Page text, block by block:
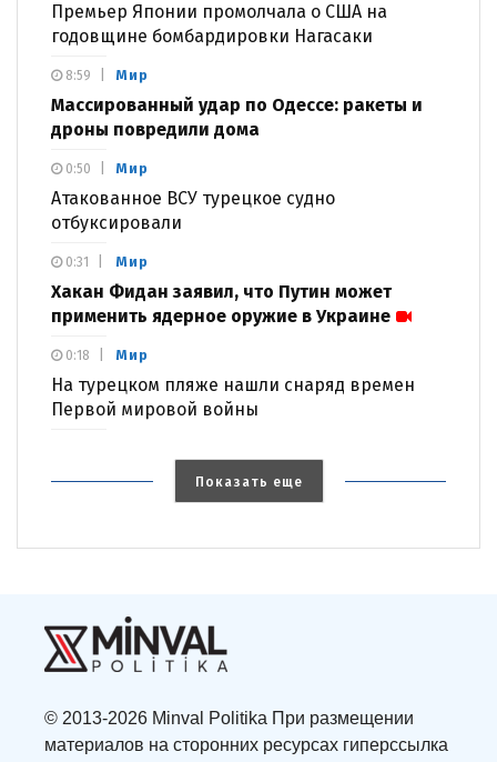
Премьер Японии промолчала о США на
годовщине бомбардировки Нагасаки
Мир
Массированный удар по Одессе: ракеты и
дроны повредили дома
8:59
Мир
Атакованное ВСУ турецкое судно
отбуксировали
0:50
Мир
Хакан Фидан заявил, что Путин может
применить ядерное оружие в Украине
0:31
Мир
На турецком пляже нашли снаряд времен
Первой мировой войны
0:18
Показать еще
© 2013-2026 Minval Politika При размещении
материалов на сторонних ресурсах гиперссылка